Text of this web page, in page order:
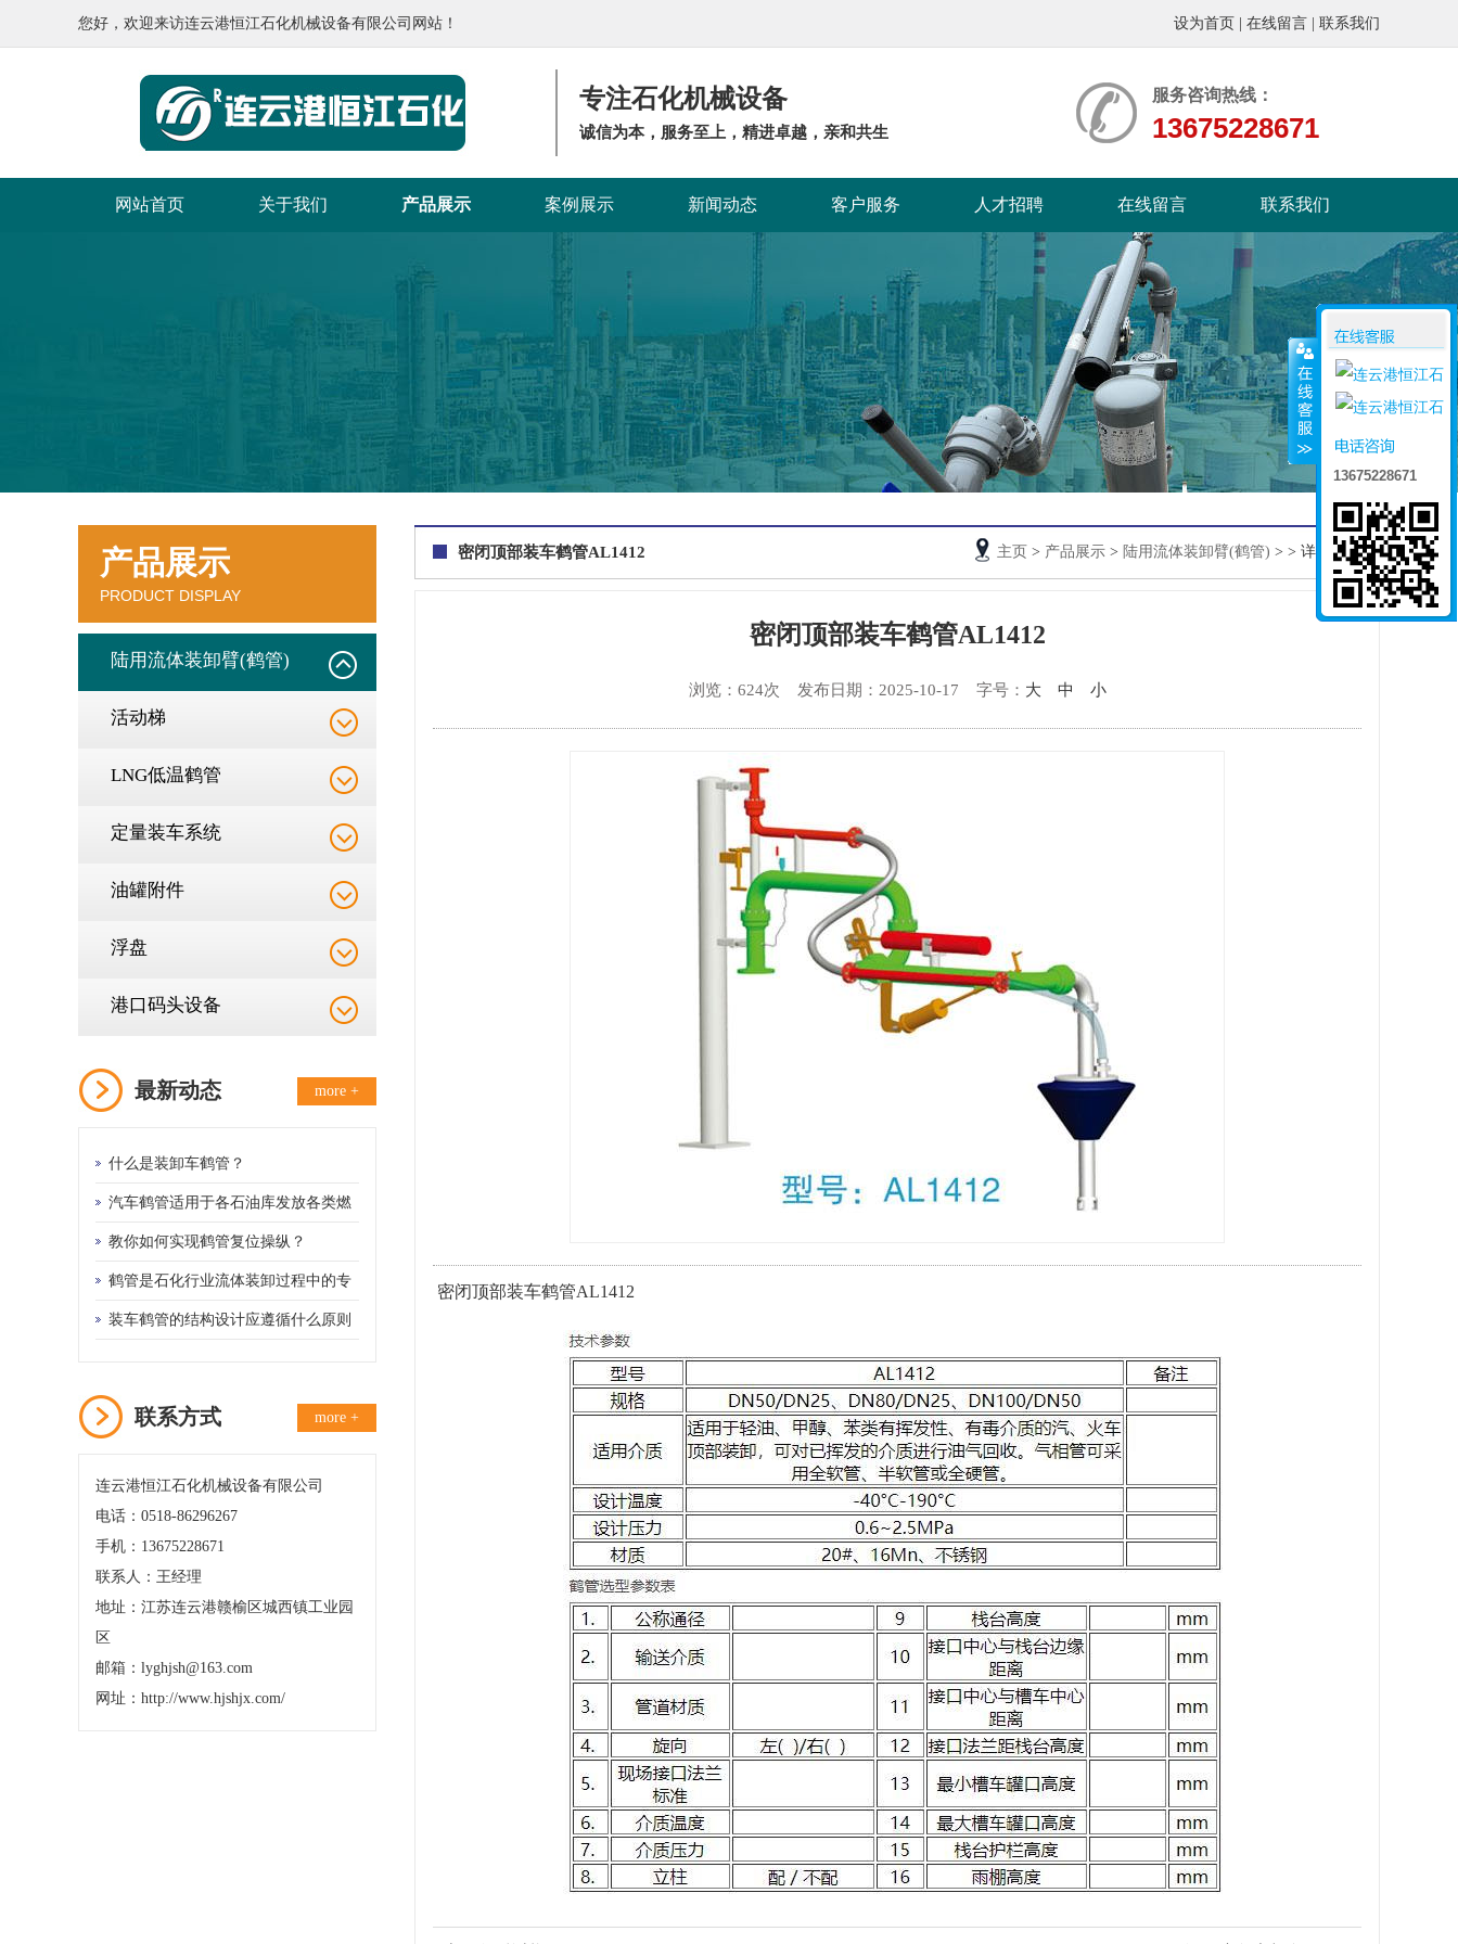
您好，欢迎来访连云港恒江石化机械设备有限公司网站！ 设为首页 在线留言 联系我们
专注石化机械设备
诚信为本，服务至上，精进卓越，亲和共生
服务咨询热线：
13675228671
网站首页 关于我们 产品展示 案例展示 新闻动态 客户服务 人才招聘 在线留言 联系我们
产品展示
PRODUCT DISPLAY
陆用流体装卸臂(鹤管)
活动梯
LNG低温鹤管
定量装车系统
油罐附件
浮盘
港口码头设备
最新动态 more +
什么是装卸车鹤管？
汽车鹤管适用于各石油库发放各类燃
料油的设备
教你如何实现鹤管复位操纵？
鹤管是石化行业流体装卸过程中的专
用设备
装车鹤管的结构设计应遵循什么原则
联系方式 more +
连云港恒江石化机械设备有限公司
电话：0518-86296267
手机：13675228671
联系人：王经理
地址：江苏连云港赣榆区城西镇工业园
区
邮箱：lyghjsh@163.com
网址：http://www.hjshjx.com/
密闭顶部装车鹤管AL1412 主页 > 产品展示 > 陆用流体装卸臂(鹤管) > > 详细信息
密闭顶部装车鹤管AL1412
浏览：624次 发布日期：2025-10-17 字号： 大 中 小
密闭顶部装车鹤管AL1412
13675228671